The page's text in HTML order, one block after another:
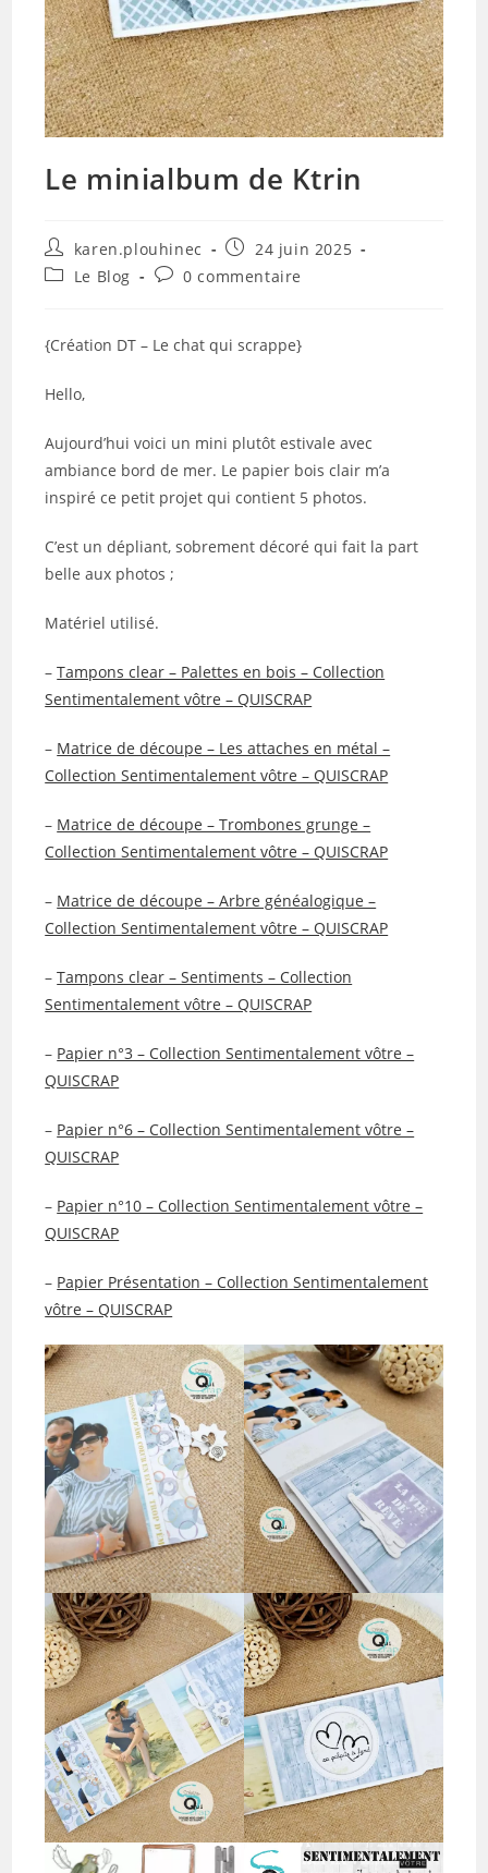
Le minialbum de Ktrin
Auteur/autrice
de
la
karen.plouhinec
Publication
publiée :
24 juin 2025
PostLe Blog
Commentaires
publication :
0 commentaire
{Création DT – Le chat qui scrappe}
Hello,
Aujourd’hui voici un mini plutôt estivale avec
ambiance bord de mer. Le papier bois clair m’a
inspiré ce petit projet qui contient 5 photos.
C’est un dépliant, sobrement décoré qui fait la part
belle aux photos ;
Matériel utilisé.
–Tampons clear – Palettes en bois – Collection
Sentimentalement vôtre – QUISCRAP
– Matrice de découpe – Les attaches en métal –
Collection Sentimentalement vôtre – QUISCRAP
– Matrice de découpe – Trombones grunge –
Collection Sentimentalement vôtre – QUISCRAP
– Matrice de découpe – Arbre généalogique –
Collection Sentimentalement vôtre – QUISCRAP
–Tampons clear – Sentiments – Collection
Sentimentalement vôtre – QUISCRAP
– Papier n°3 – Collection Sentimentalement vôtre –
QUISCRAP
– Papier n°6 – Collection Sentimentalement vôtre –
QUISCRAP
– Papier n°10 – Collection Sentimentalement vôtre –
QUISCRAP
– Papier Présentation – Collection Sentimentalement
vôtre – QUISCRAP